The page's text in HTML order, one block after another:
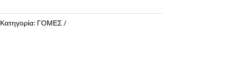
Κατηγορία: ΓΟΜΕΣ